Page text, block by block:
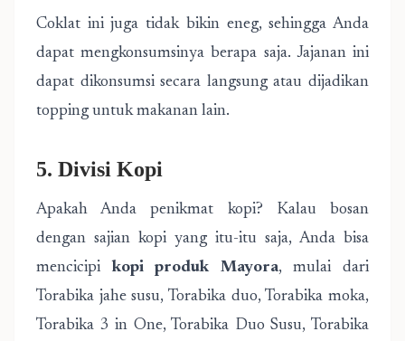
Coklat ini juga tidak bikin eneg, sehingga Anda
dapat mengkonsumsinya berapa saja. Jajanan ini
dapat dikonsumsi secara langsung atau dijadikan
topping untuk makanan lain.
5. Divisi Kopi
Apakah Anda penikmat kopi? Kalau bosan
dengan sajian kopi yang itu-itu saja, Anda bisa
mencicipi kopi produk Mayora, mulai dari
Torabika jahe susu, Torabika duo, Torabika moka,
Torabika 3 in One, Torabika Duo Susu, Torabika